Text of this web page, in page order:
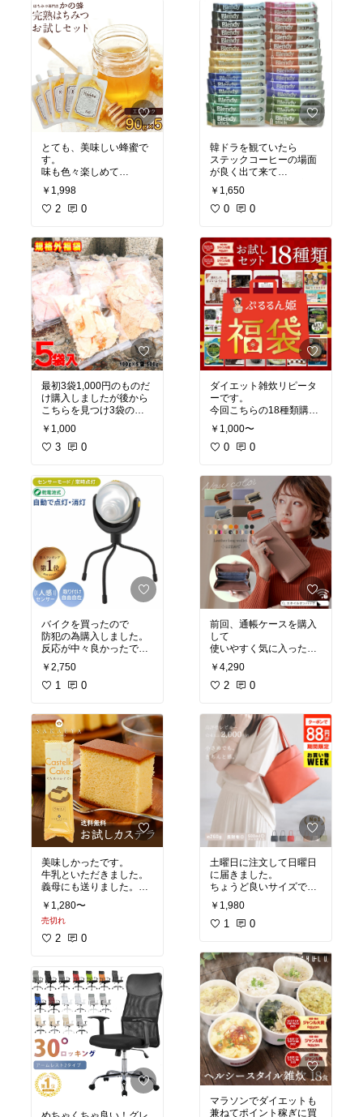
こちらをおススメしま
す。ガラスフィルムがお
ススメです。買いまし
た！
とても、美味しい蜂蜜で
す。
味も色々楽しめて
見た目も可愛いので
ちょっとした、お返しや
プレゼントにも良いです
開けましたが
自分好みを見つける事が
出来ました。
癖が無く食べやすいもの
は
国産はレンゲ、百華、み
かん、そよご、ハゼ
もち
外国産は中国産のアカシ
ア美味しいです。
カナダ産クローバー、ヨ
ーロピアンセレクション
ピュアハニー
まだ試していない物もあ
るので
無くなったら試してみた
￥1,998
2 0
最初3袋1,000円のものだ
け購入しましたが後から
こちらを見つけ3袋の物
が宅急便と気付き同梱出
来るならと1度キャンセ
ルしてもらい両方購入す
っていました。安かった
ので旦那の実家にも送り
ました。しばらく酒のつ
まみになると喜んでいま
した。まだ食べていない
ので味は分かりません
が、きっと美味しいと思
います。韓ドラのおとも
にします。
￥1,000
3 0
バイクを買ったので
防犯の為購入しました。
反応が中々良かったで
す。
長持ちしてくれると良い
な
￥2,750
1 0
美味しかったです。
牛乳といただきました。
義母にも送りました。
こんな時ですから食べる
幸せくらいしか
ありません。
美味しいの、お裾分け出
￥1,280〜
売切れ
2 0
か頼まれて
購入しています。
良い商品を、ありがとう
ございます。
韓ドラを観ていたら
ステックコーヒーの場面
が良く出て来て
無性に飲みたくなり注文
しました。
送料込みで色々お試し出
も
送りました。
また利用したいと思いま
す。
￥1,650
0 0
ダイエット雑炊リピータ
ーです。
今回こちらの18種類購入
出来て嬉しいです。
自分好みの物を見つけら
れそうです。
少しの雑穀米をプラスし
ています。
お湯を入れ蓋をした方が
良いと思います。
￥1,000〜
0 0
前回、通帳ケースを購入
して
使いやすく気に入ったの
で
こちらを購入しました？
色で迷いましたが口コミ
た。
大正解でした。
とても気に入りました。
カード12枚入れても問題
なく閉まります。
中の小銭ようのファスナ
ーが横向きになると
膨らむので横にならない
ように気をつければ
歪む事もないです。
￥4,290
2 0
土曜日に注文して日曜日
に届きました。
ちょうど良いサイズで
安いのに、ヨレヨレして
ません。
また色違いで購入したい
きの内ポケットが
あれば最高です。
カラーも豊富で売り切れ
等の欠品も無く
￥1,980
1 0
マラソンでダイエットも
兼ねてポイント稼ぎに買